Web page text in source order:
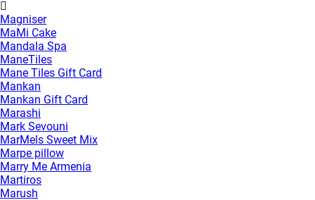
Magniser
MaMi Cake
Mandala Spa
ManeTiles
Mane Tiles Gift Card
Mankan
Mankan Gift Card
Marashi
Mark Sevouni
MarMels Sweet Mix
Marpe pillow
Marry Me Armenia
Martiros
Marush